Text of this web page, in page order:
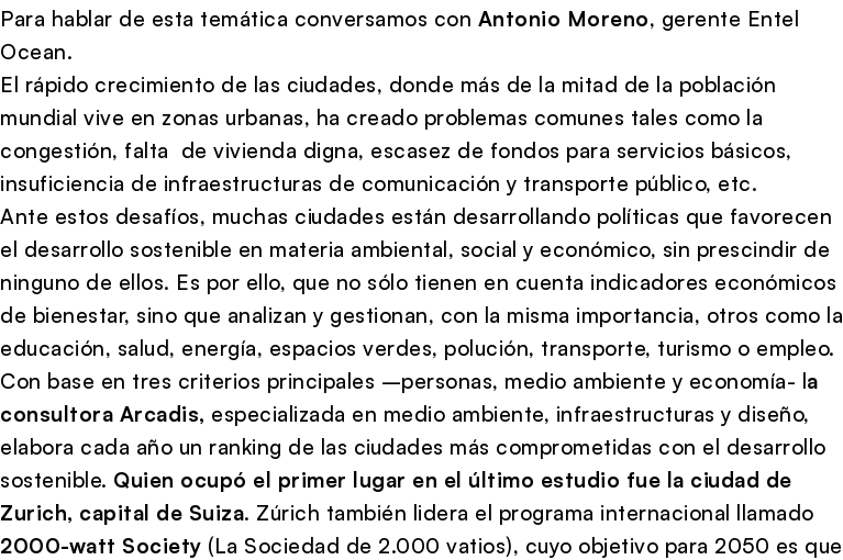
Para hablar de esta temática conversamos con Antonio Moreno, gerente Entel
Ocean.
El rápido crecimiento de las ciudades, donde más de la mitad de la población
mundial vive en zonas urbanas, ha creado problemas comunes tales como la
congestión, falta de vivienda digna, escasez de fondos para servicios básicos,
insuficiencia de infraestructuras de comunicación y transporte público, etc.
Ante estos desafíos, muchas ciudades están desarrollando políticas que favorecen
el desarrollo sostenible en materia ambiental, social y económico, sin prescindir de
ninguno de ellos. Es por ello, que no sólo tienen en cuenta indicadores económicos
de bienestar, sino que analizan y gestionan, con la misma importancia, otros como la
educación, salud, energía, espacios verdes, polución, transporte, turismo o empleo.
Con base en tres criterios principales –personas, medio ambiente y economía- la
consultora Arcadis, especializada en medio ambiente, infraestructuras y diseño,
elabora cada año un ranking de las ciudades más comprometidas con el desarrollo
sostenible. Quien ocupó el primer lugar en el último estudio fue la ciudad de
Zurich, capital de Suiza. Zúrich también lidera el programa internacional llamado
2000-watt Society (La Sociedad de 2.000 vatios), cuyo objetivo para 2050 es que